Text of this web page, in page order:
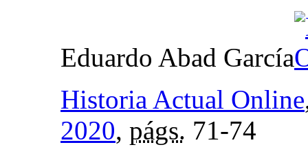
Eduardo Abad García
Historia Actual Online
2020, págs. 71-74